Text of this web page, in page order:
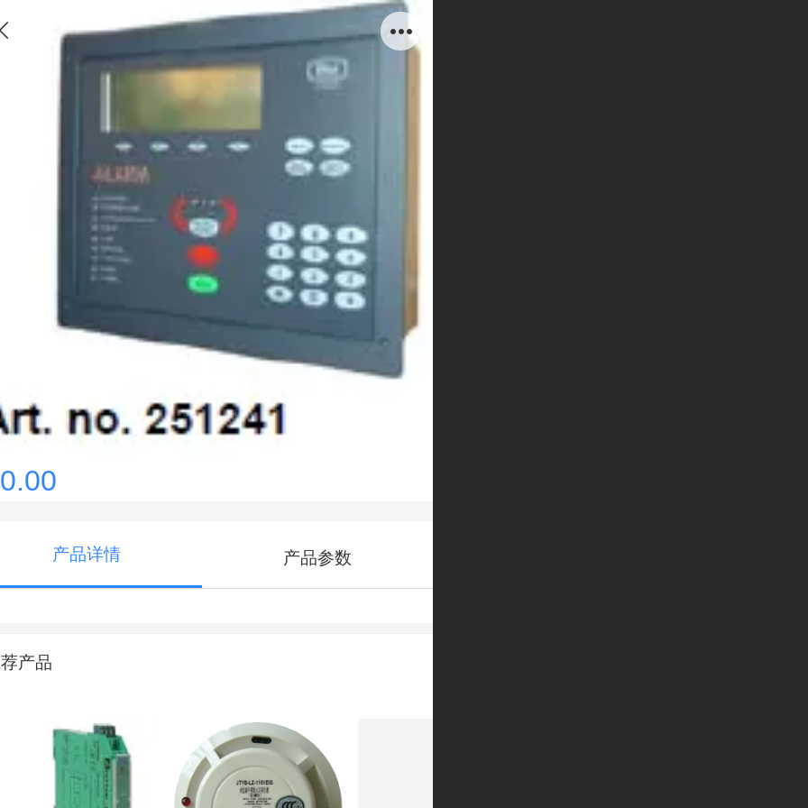
产品详情 产品参数
产品